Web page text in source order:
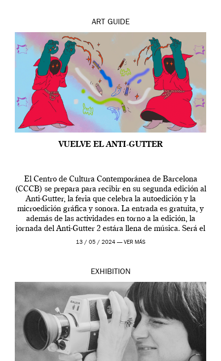
ART GUIDE
VUELVE EL ANTI-GUTTER
El Centro de Cultura Contemporánea de Barcelona
(CCCB) se prepara para recibir en su segunda edición al
Anti-Gutter, la feria que celebra la autoedición y la
microedición gráfica y sonora. La entrada es gratuita, y
además de las actividades en torno a la edición, la
jornada del Anti-Gutter 2 estára llena de música. Será el
[…]
13 / 05 / 2024 — VER MÁS
EXHIBITION